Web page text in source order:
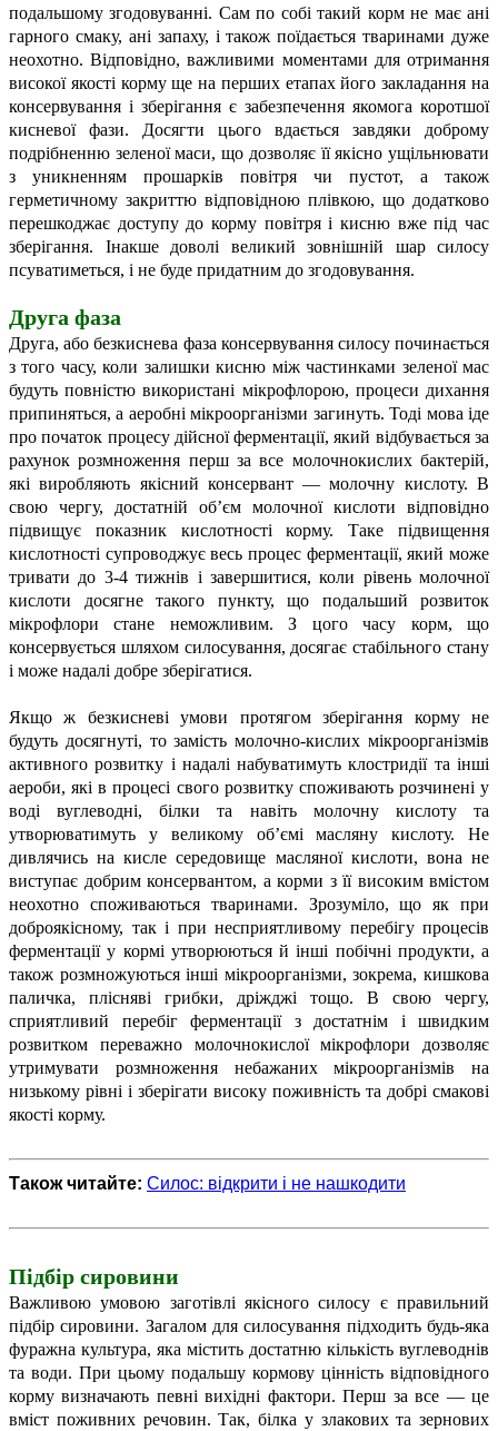
подальшому згодовуванні. Сам по собі такий корм не має ані
гарного смаку, ані запаху, і також поїдається тваринами дуже
неохотно. Відповідно, важливими моментами для отримання
високої якості корму ще на перших етапах його закладання на
консервування і зберігання є забезпечення якомога коротшої
кисневої фази. Досягти цього вдається завдяки доброму
подрібненню зеленої маси, що дозволяє її якісно ущільнювати
з уникненням прошарків повітря чи пустот, а також
герметичному закриттю відповідною плівкою, що додатково
перешкоджає доступу до корму повітря і кисню вже під час
зберігання. Інакше доволі великий зовнішній шар силосу
псуватиметься, і не буде придатним до згодовування.
Друга фаза
Друга, або безкиснева фаза консервування силосу починається
з того часу, коли залишки кисню між частинками зеленої мас
будуть повністю використані мікрофлорою, процеси дихання
припиняться, а аеробні мікроорганізми загинуть. Тоді мова іде
про початок процесу дійсної ферментації, який відбувається за
рахунок розмноження перш за все молочнокислих бактерій,
які виробляють якісний консервант — молочну кислоту. В
свою чергу, достатній об’єм молочної кислоти відповідно
підвищує показник кислотності корму. Таке підвищення
кислотності супроводжує весь процес ферментації, який може
тривати до 3-4 тижнів і завершитися, коли рівень молочної
кислоти досягне такого пункту, що подальший розвиток
мікрофлори стане неможливим. З цого часу корм, що
консервується шляхом силосування, досягає стабільного стану
і може надалі добре зберігатися.
Якщо ж безкисневі умови протягом зберігання корму не
будуть досягнуті, то замість молочно-кислих мікроорганізмів
активного розвитку і надалі набуватимуть клостридії та інші
аероби, які в процесі свого розвитку споживають розчинені у
воді вуглеводні, білки та навіть молочну кислоту та
утворюватимуть у великому об’ємі масляну кислоту. Не
дивлячись на кисле середовище масляної кислоти, вона не
виступає добрим консервантом, а корми з її високим вмістом
неохотно споживаються тваринами. Зрозуміло, що як при
доброякісному, так і при несприятливому перебігу процесів
ферментації у кормі утворюються й інші побічні продукти, а
також розмножуються інші мікроорганізми, зокрема, кишкова
паличка, плісняві грибки, дріжджі тощо. В свою чергу,
сприятливий перебіг ферментації з достатнім і швидким
розвитком переважно молочнокислої мікрофлори дозволяє
утримувати розмноження небажаних мікроорганізмів на
низькому рівні і зберігати високу поживність та добрі смакові
якості корму.
Також читайте: Силос: відкрити і не нашкодити
Підбір сировини
Важливою умовою заготівлі якісного силосу є правильний
підбір сировини. Загалом для силосування підходить будь-яка
фуражна культура, яка містить достатню кількість вуглеводнів
та води. При цьому подальшу кормову цінність відповідного
корму визначають певні вихідні фактори. Перш за все — це
вміст поживних речовин. Так, білка у злакових та зернових